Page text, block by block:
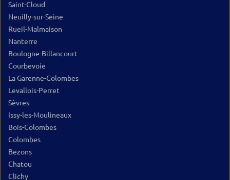
Saint-Cloud
Neuilly-sur-Seine
Rueil-Malmaison
Nanterre
Boulogne-Billancourt
Courbevoie
La Garenne-Colombes
Levallois-Perret
Sèvres
Issy-les-Moulineaux
Bois-Colombes
Colombes
Bezons
Chatou
Clichy